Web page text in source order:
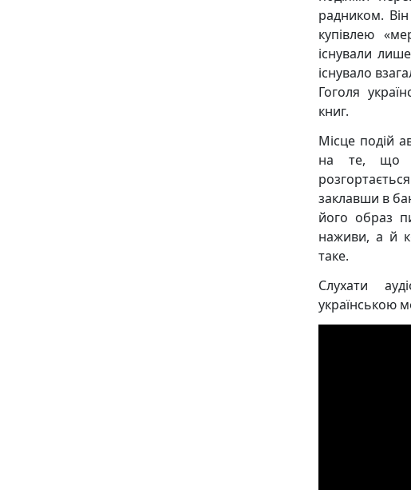
радником.
купівлею
існували
існувало
Гоголя
книг.
Місце подій
на те, що
заклавши в
його образ
наживи, а й
таке.
Слухати
українською